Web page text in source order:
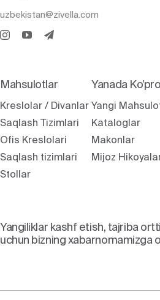
uzbekistan@zivella.com
Mahsulotlar
Kreslolar / Divanlar
Saqlash Tizimlari
Ofis Kreslolari
Saqlash tizimlari
Stollar
Yanada
Yangi
Kataloglar
Makonlar
Mijoz
Yangiliklar kashf etish, tajriba
uchun bizning xabarnomamizga